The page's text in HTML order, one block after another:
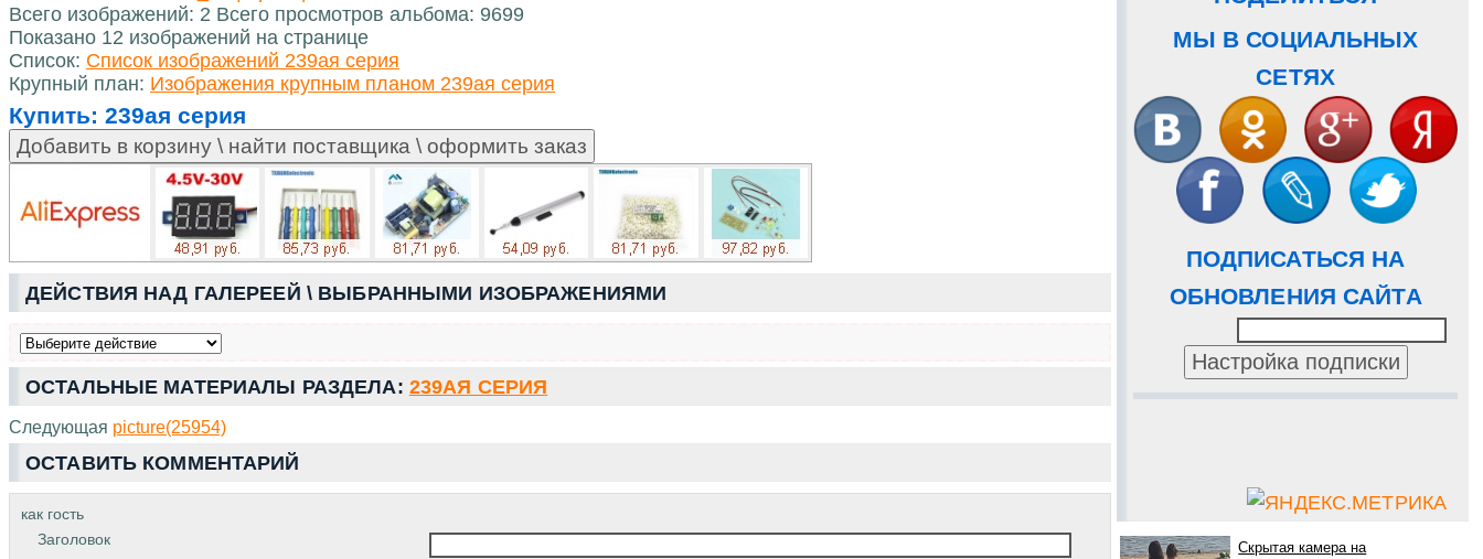
МЫ В СОЦИАЛЬНЫХ
СЕТЯХ
ПОДПИСАТЬСЯ НА
ОБНОВЛЕНИЯ САЙТА
Скрытая камера на
Всего изображений: 2 Всего просмотров альбома: 9699
Показано 12 изображений на странице
Список: Список изображений 239ая серия
Крупный план: Изображения крупным планом 239ая серия
Купить: 239ая серия
ДЕЙСТВИЯ НАД ГАЛЕРЕЕЙ \ ВЫБРАННЫМИ ИЗОБРАЖЕНИЯМИ
ОСТАЛЬНЫЕ МАТЕРИАЛЫ РАЗДЕЛА: 239АЯ СЕРИЯ
Следующая picture(25954)
ОСТАВИТЬ КОММЕНТАРИЙ
как гость
Заголовок